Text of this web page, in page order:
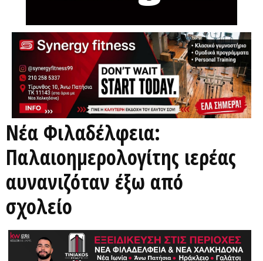
Νέα Φιλαδέλφεια:
Παλαιοημερολογίτης ιερέας
αυνανιζόταν έξω από
σχολείο